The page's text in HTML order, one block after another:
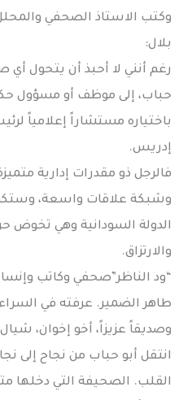
وكتب الاستاذ الصحفي
بلال:
رغم أنني لا أحبذ أن يتحول
حباب، إلى موظف أو مسؤول
باختياره مستشاراً إعلامياً
إدريس.
فالرجل ذو مقدرات إدارية
وشبكة علاقات واسعة،
الدولة السودانية وهي تخوض
والارتزاق.
“ود الناظر”صحفي وكاتب
طاهر الضمير. عرفته في
وصديقاً عزيزاً، أخو إخوان،
انتقل أبو حباب من نجاح إلى
القلب. الصحيفة التي دخلها